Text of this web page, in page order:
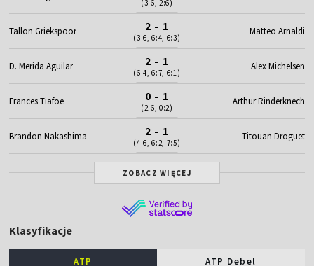
(3:6, 2:6)
Tallon Griekspoor 2 - 1
(3:6, 6:4, 6:3)
Matteo Arnaldi
D. Merida Aguilar 2 - 1
(6:4, 6:7, 6:1)
Alex Michelsen
Frances Tiafoe 0 - 1
(2:6, 0:2)
Arthur Rinderknech
Brandon Nakashima 2 - 1
(4:6, 6:2, 7:5)
Titouan Droguet
ZOBACZ WIĘCEJ
Klasyfikacje
ATP ATP Debel